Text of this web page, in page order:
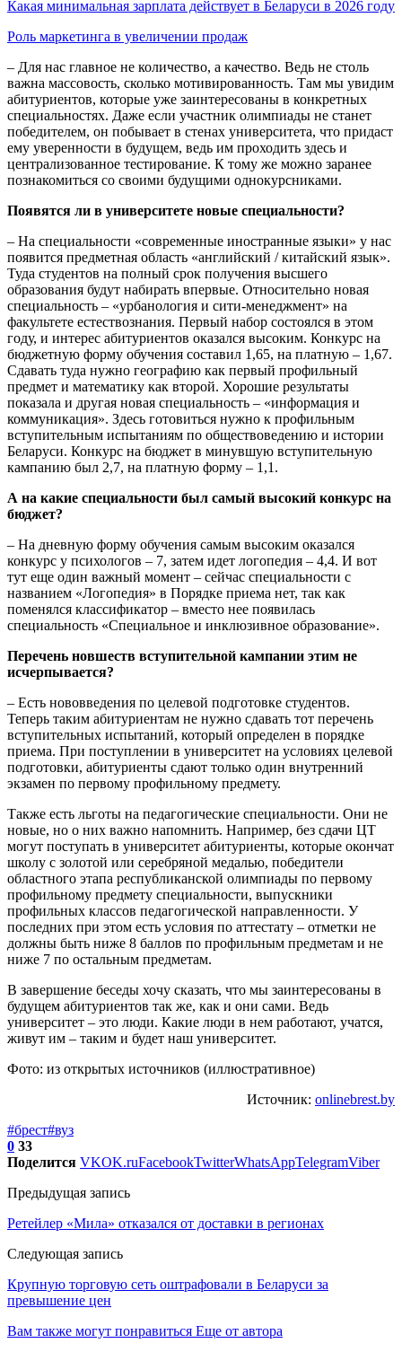
Какая минимальная зарплата действует в Беларуси в 2026 году
Роль маркетинга в увеличении продаж
– Для нас главное не количество, а качество. Ведь не столь
важна массовость, сколько мотивированность. Там мы увидим
абитуриентов, которые уже заинтересованы в конкретных
специальностях. Даже если участник олимпиады не станет
победителем, он побывает в стенах университета, что придаст
ему уверенности в будущем, ведь им проходить здесь и
централизованное тестирование. К тому же можно заранее
познакомиться со своими будущими однокурсниками.
Появятся ли в университете новые специальности?
– На специальности «современные иностранные языки» у нас
появится предметная область «английский / китайский язык».
Туда студентов на полный срок получения высшего
образования будут набирать впервые. Относительно новая
специальность – «урбанология и сити-менеджмент» на
факультете естествознания. Первый набор состоялся в этом
году, и интерес абитуриентов оказался высоким. Конкурс на
бюджетную форму обучения составил 1,65, на платную – 1,67.
Сдавать туда нужно географию как первый профильный
предмет и математику как второй. Хорошие результаты
показала и другая новая специальность – «информация и
коммуникация». Здесь готовиться нужно к профильным
вступительным испытаниям по обществоведению и истории
Беларуси. Конкурс на бюджет в минувшую вступительную
кампанию был 2,7, на платную форму – 1,1.
А на какие специальности был самый высокий конкурс на
бюджет?
– На дневную форму обучения самым высоким оказался
конкурс у психологов – 7, затем идет логопедия – 4,4. И вот
тут еще один важный момент – сейчас специальности с
названием «Логопедия» в Порядке приема нет, так как
поменялся классификатор – вместо нее появилась
специальность «Специальное и инклюзивное образование».
Перечень новшеств вступительной кампании этим не
исчерпывается?
– Есть нововведения по целевой подготовке студентов.
Теперь таким абитуриентам не нужно сдавать тот перечень
вступительных испытаний, который определен в порядке
приема. При поступлении в университет на условиях целевой
подготовки, абитуриенты сдают только один внутренний
экзамен по первому профильному предмету.
Также есть льготы на педагогические специальности. Они не
новые, но о них важно напомнить. Например, без сдачи ЦТ
могут поступать в университет абитуриенты, которые окончат
школу с золотой или серебряной медалью, победители
областного этапа республиканской олимпиады по первому
профильному предмету специальности, выпускники
профильных классов педагогической направленности. У
последних при этом есть условия по аттестату – отметки не
должны быть ниже 8 баллов по профильным предметам и не
ниже 7 по остальным предметам.
В завершение беседы хочу сказать, что мы заинтересованы в
будущем абитуриентов так же, как и они сами. Ведь
университет – это люди. Какие люди в нем работают, учатся,
живут им – таким и будет наш университет.
Фото: из открытых источников (иллюстративное)
Источник: onlinebrest.by
#брест#вуз
0 33
Поделится VKOK.ruFacebookTwitterWhatsAppTelegramViber
Предыдущая запись
Ретейлер «Мила» отказался от доставки в регионах
Следующая запись
Крупную торговую сеть оштрафовали в Беларуси за
превышение цен
Вам также могут понравиться Еще от автора